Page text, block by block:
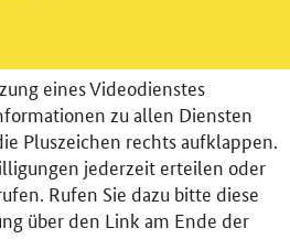
für Wirtschaft und Energie
Inhaltsverzeichnis
Datenschutz
eines Videodienstes
zu allen Diensten
Pluszeichen rechts aufklappen.
jederzeit erteilen oder
Rufen Sie dazu bitte diese
über den Link am Ende der